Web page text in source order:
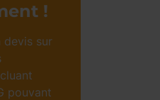
!
devis sur
pouvant